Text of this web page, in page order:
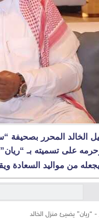
الخالد المحرر بصحيفة
على تسميته بـ
من مواليد السعادة
- “ريان” يضيئ منزل الخالد